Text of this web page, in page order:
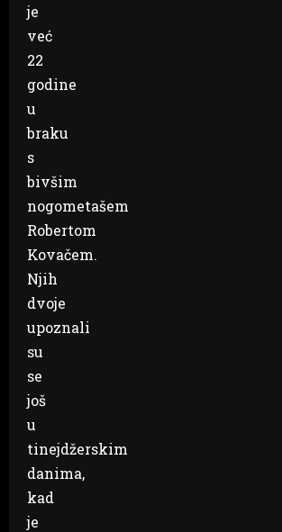
je
već
22
godine
u
braku
s
bivšim
nogometašem
Robertom
Kovačem.
Njih
dvoje
upoznali
su
se
još
u
tinejdžerskim
danima,
kad
je